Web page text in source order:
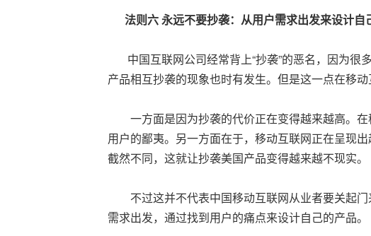
法则六永远不要抄袭：从用户需求出发来设计自
中国互联网公司经常背上“抄袭”的恶名，因为很
产品相互抄袭的现象也时有发生。但是这一点在移
一方面是因为抄袭的代价正在变得越来越高。在
用户的鄙夷。另一方面在于，移动互联网正在呈现
截然不同，这就让抄袭美国产品变得越来越不现实。
不过这并不代表中国移动互联网从业者要关起门
需求出发，通过找到用户的痛点来设计自己的产品。